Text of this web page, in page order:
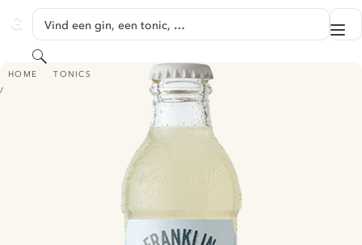
GINVENTORY
Vind een gin, een tonic, …
Zoeken
HOME TONICS
FRANKLIN & SONS SICILIAN LEMON TONIC WATER